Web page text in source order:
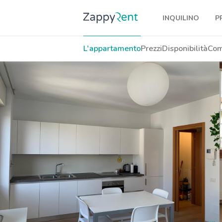
INQUILINO
I nostri affitti
Milano
Torino
Venezia
Genova
Bologna
Firenze
Roma
Napoli
L'appartamentoPrezziDisponibilità